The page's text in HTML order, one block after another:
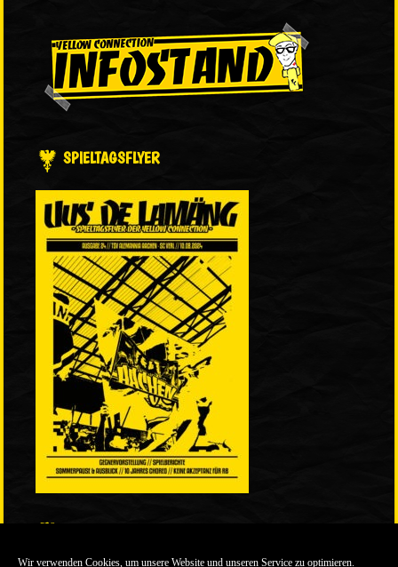
Wir verwenden Cookies, um unsere Website und unseren Service zu optimieren.
SPIELTAGSFLYER